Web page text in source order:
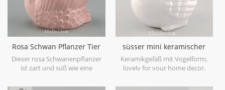
Rosa Schwan Pflanzer Tier
Mini Pflanzer Topf
Dieser rosa Schwanenpflanzer
ist zart und süß wie eine
Pflanzer für Sukkulenten,
süsser mini keramischer
Vogelpflanzer weiß
Keramikgefäß mit Vogelform,
lovely for your home decor.